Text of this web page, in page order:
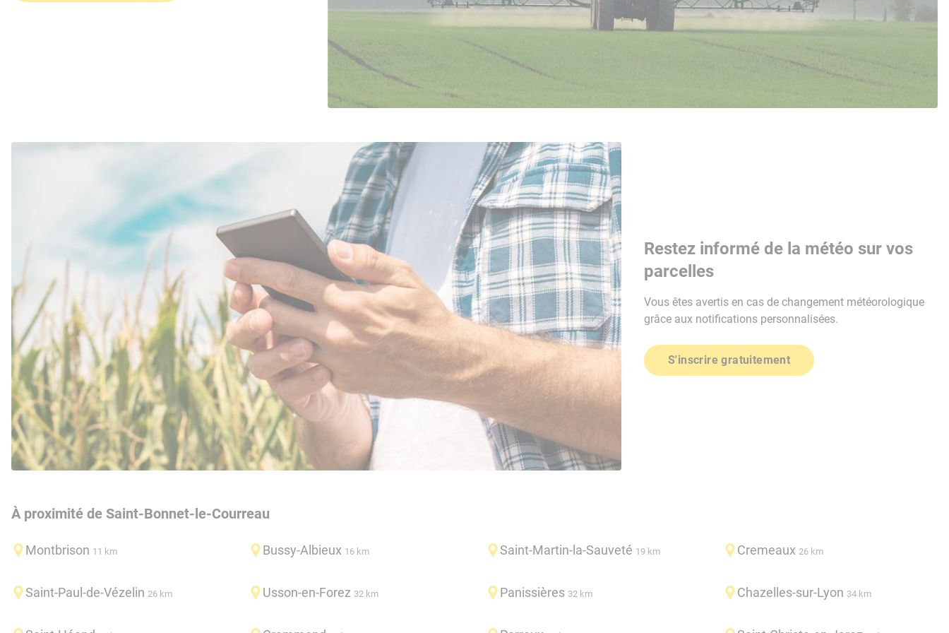
Restez informé de la météo sur vos
parcelles
Vous êtes avertis en cas de changement météorologique
grâce aux notifications personnalisées.
S'inscrire gratuitement
À proximité de Saint-Bonnet-le-Courreau
Montbrison 11 km Bussy-Albieux 16 km Saint-Martin-la-Sauveté 19 km Cremeaux 26 km
Saint-Paul-de-Vézelin 26 km Usson-en-Forez 32 km Panissières 32 km Chazelles-sur-Lyon 34 km